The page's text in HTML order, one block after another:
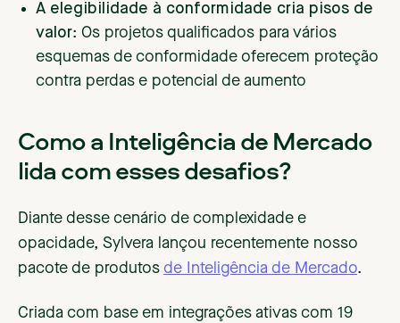
A elegibilidade à conformidade cria pisos de
valor: Os projetos qualificados para vários
esquemas de conformidade oferecem proteção
contra perdas e potencial de aumento
Como a Inteligência de Mercado
lida com esses desafios?
Diante desse cenário de complexidade e
opacidade, Sylvera lançou recentemente nosso
pacote de produtos de Inteligência de Mercado.
Criada com base em integrações ativas com 19